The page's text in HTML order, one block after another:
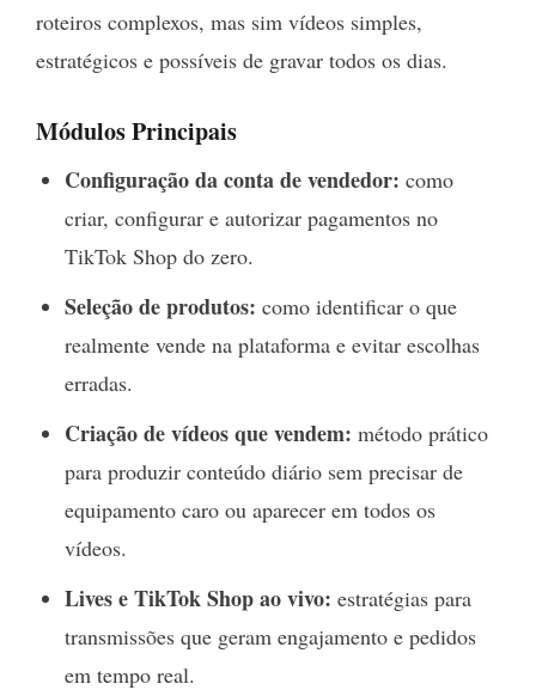
roteiros complexos, mas sim vídeos simples,
estratégicos e possíveis de gravar todos os dias.
Módulos Principais
Configuração da conta de vendedor: como
criar, configurar e autorizar pagamentos no
TikTok Shop do zero.
Seleção de produtos: como identificar o que
realmente vende na plataforma e evitar escolhas
erradas.
Criação de vídeos que vendem: método prático
para produzir conteúdo diário sem precisar de
equipamento caro ou aparecer em todos os
vídeos.
Lives e TikTok Shop ao vivo: estratégias para
transmissões que geram engajamento e pedidos
em tempo real.